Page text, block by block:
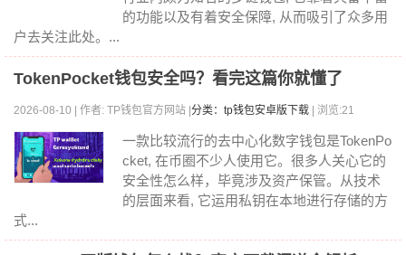
的功能以及有着安全保障, 从而吸引了众多用
户去关注此处。...
TokenPocket钱包安全吗？看完这篇你就懂了
2026-08-10 | 作者: TP钱包官方网站 | 分类：tp钱包安卓版下载 | 浏览:21
一款比较流行的去中心化数字钱包是TokenPo
cket, 在币圈不少人使用它。很多人关心它的
安全性怎么样，毕竟涉及资产保管。从技术
的层面来看, 它运用私钥在本地进行存储的方
式...